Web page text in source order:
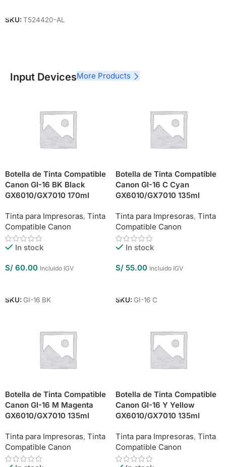
SKU: T524420-AL
Input DevicesMore Products
Botella de Tinta Compatible
Canon GI-16 BK Black
GX6010/GX7010 170ml
Tinta para Impresoras, Tinta
Compatible Canon
In stock
S/ 60.00 Incluido IGV
SKU: GI-16 BK
Botella de Tinta Compatible
Canon GI-16 C Cyan
GX6010/GX7010 135ml
Tinta para Impresoras, Tinta
Compatible Canon
In stock
S/ 55.00 Incluido IGV
SKU: GI-16 C
Botella de Tinta Compatible
Canon GI-16 M Magenta
GX6010/GX7010 135ml
Tinta para Impresoras, Tinta
Compatible Canon
Botella de Tinta Compatible
Canon GI-16 Y Yellow
GX6010/GX7010 135ml
Tinta para Impresoras, Tinta
Compatible Canon